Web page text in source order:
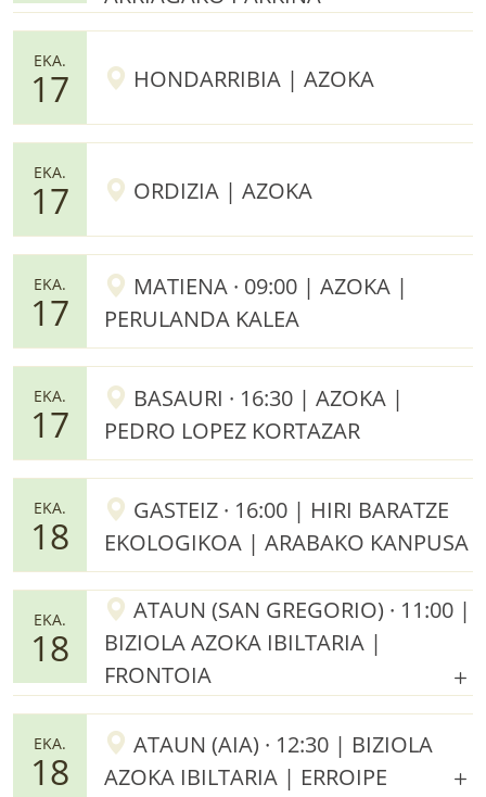
EKA.
17 HONDARRIBIA | AZOKA
EKA.
17 ORDIZIA | AZOKA
EKA.
17
MATIENA · 09:00 | AZOKA |
PERULANDA KALEA
EKA.
17
BASAURI · 16:30 | AZOKA |
PEDRO LOPEZ KORTAZAR
EKA.
18
GASTEIZ · 16:00 | HIRI BARATZE
EKOLOGIKOA | ARABAKO KANPUSA
EKA.
18
ATAUN (SAN GREGORIO) · 11:00 |
BIZIOLA AZOKA IBILTARIA |
FRONTOIA
EKA.
18
ATAUN (AIA) · 12:30 | BIZIOLA
AZOKA IBILTARIA | ERROIPE